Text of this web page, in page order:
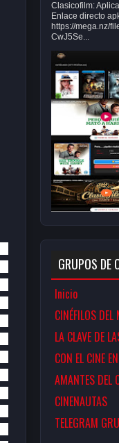
Clasicofilm:
Enlace directo
https://mega.nz/
CwJ5Se...
GRUPOS DE
Inicio
CINÉFILOS DEL
LA CLAVE DE
CON EL CINE
AMANTES DEL
CINENAUTAS
TELEGRAM